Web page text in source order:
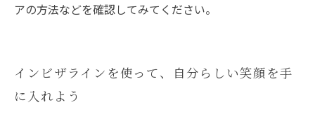
アの方法などを確認してみてください。
インビザラインを使って、自分らしい笑顔を手
に入れよう